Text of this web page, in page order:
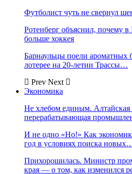
Футболист чуть не свернул
Ротенберг объяснил, почему
больше хоккея
Барнаульцы поели ароматных
лотерее на 20-летии Трассы…
Prev Next
Экономика
Не хлебом единым. Алтайская
перерабатывающая
И не одно «Но!» Как
год в условиях поиска
Прихорошилась. Министр
края — о том, как изменился